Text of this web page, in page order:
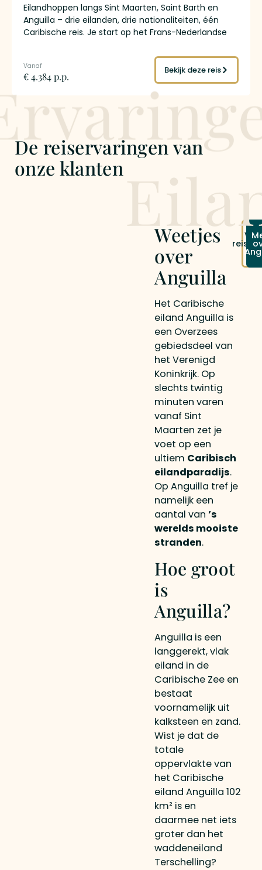
Eilandhoppen langs Sint Maarten, Saint Barth en
Anguilla – drie eilanden, drie nationaliteiten, één
Caribische reis. Je start op het Frans-Nederlandse
hoofdstad Grand Case en de markt van Marigot de
toon zetten. Per korte vlucht vanaf L’Espérance
Airport land je twaalf minuten later op Saint Barth –
het mondaine eiland waar Gustavia’s jachthaven,
designerboetieks en de stranden van Saint Jean en
Colombier het goede leven definiëren. Vanuit Saint
Barth vlieg je naar Anguilla: een Brits eiland van 26
kilometer lang waar Shoal Bay, Meads Bay en
Rendezvous Bay strijden om de titel van mooiste
strand ter wereld. Terug per semi-privé speedboat
naar de jachthaven van Sint Maarten.
€ 4.384 p.p.
Bekijk deze reis
De reiservaringen van
onze klanten
Weetjes
over
Anguilla
Het Caribische
eiland Anguilla is
een Overzees
gebiedsdeel van
het Verenigd
Koninkrijk. Op
slechts twintig
minuten varen
vanaf Sint
Maarten zet je
voet op een
ultiem Caribisch
eilandparadijs.
Op Anguilla tref je
namelijk een
aantal van’s
werelds mooiste
stranden.
Hoe groot
is
Anguilla?
Anguilla is een
langgerekt, vlak
eiland in de
Caribische Zee en
bestaat
voornamelijk uit
kalksteen en zand.
Wist je dat de
totale
oppervlakte van
het Caribische
eiland Anguilla 102
km² is en
daarmee net iets
groter dan het
waddeneiland
Terschelling?